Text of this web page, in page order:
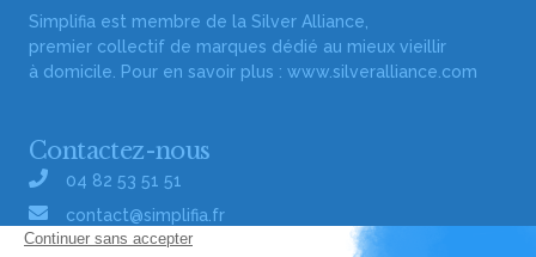
Simplifia est membre de la Silver Alliance,
premier collectif de marques dédié au mieux vieillir
à domicile. Pour en savoir plus : www.silveralliance.com
Contactez-nous
04 82 53 51 51
contact@simplifia.fr